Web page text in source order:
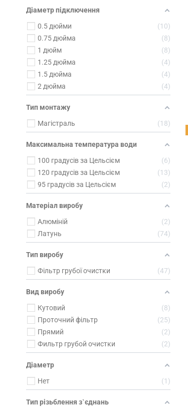
Діаметр підключення
0.5 дюйми
10
0.75 дюйма
8
1 дюйм
8
1.25 дюйма
4
1.5 дюйма
4
2 дюйма
4
Тип монтажу
Магістраль
18
Максимальна температура води
100 градусів за Цельсієм
6
120 градусів за Цельсієм
13
95 градусів за Цельсієм
2
Матеріал виробу
Алюміній
2
Латунь
74
Тип виробу
Фільтр грубої очистки
47
Вид виробу
Кутовий
8
Проточний фільтр
25
Прямий
2
Фильтр грубой очистки
2
Діаметр
Нет
1
Тип різьблення з`єднань